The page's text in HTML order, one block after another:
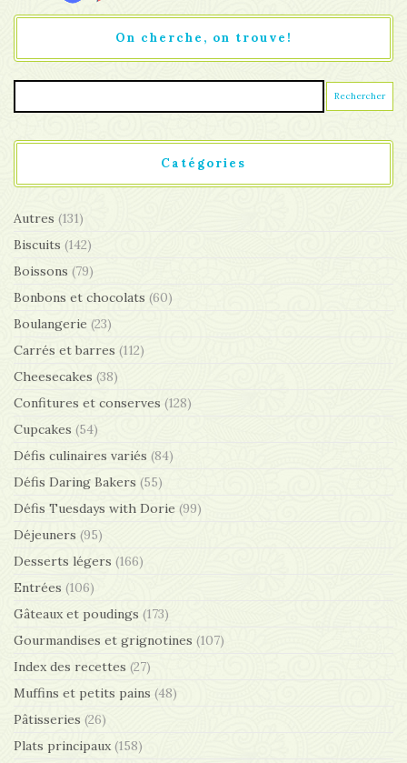
On cherche, on trouve!
Catégories
Autres (131)
Biscuits (142)
Boissons (79)
Bonbons et chocolats (60)
Boulangerie (23)
Carrés et barres (112)
Cheesecakes (38)
Confitures et conserves (128)
Cupcakes (54)
Défis culinaires variés (84)
Défis Daring Bakers (55)
Défis Tuesdays with Dorie (99)
Déjeuners (95)
Desserts légers (166)
Entrées (106)
Gâteaux et poudings (173)
Gourmandises et grignotines (107)
Index des recettes (27)
Muffins et petits pains (48)
Pâtisseries (26)
Plats principaux (158)